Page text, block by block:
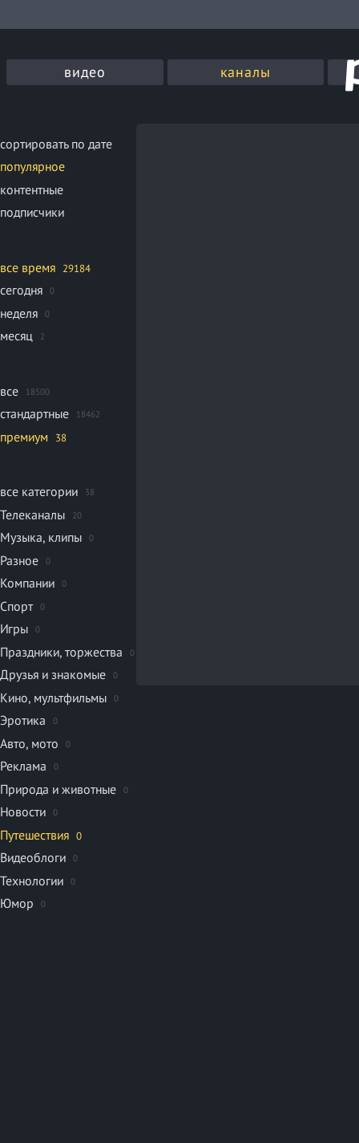
видео каналы
сортировать по дате
популярное
контентные
подписчики
все время 29184
сегодня 0
неделя 0
месяц 2
все 18500
стандартные 18462
премиум 38
все категории 38
Телеканалы 20
Музыка, клипы 0
Разное 0
Компании 0
Спорт 0
Игры 0
Праздники, торжества 0
Друзья и знакомые 0
Кино, мультфильмы 0
Эротика 0
Авто, мото 0
Реклама 0
Природа и животные 0
Новости 0
Путешествия 0
Видеоблоги 0
Технологии 0
Юмор 0